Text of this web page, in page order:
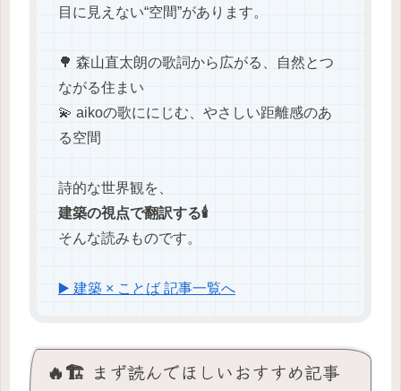
目に見えない“空間”があります。
🌳 森山直太朗の歌詞から広がる、自然とつ
ながる住まい
💫 aikoの歌ににじむ、やさしい距離感のあ
る空間
詩的な世界観を、
建築の視点で翻訳する🕯️
そんな読みものです。
▶️ 建築 × ことば 記事一覧へ
🔥🏗️ まず読んでほしいおすすめ記事